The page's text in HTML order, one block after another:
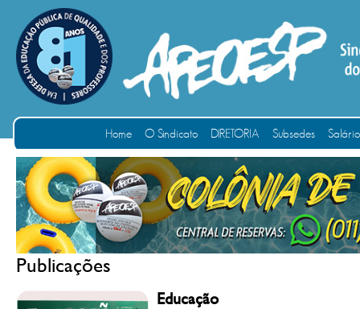
Home O Sindicato DIRETORIA Subsedes
Publicações
Educação